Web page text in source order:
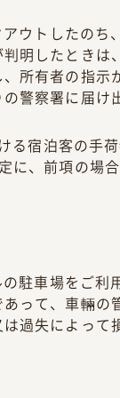
ウトしたのち
明したとき
所有者の指
の警察署に届け
る宿泊客の手
に、前項の場
駐車場をご利
って、車輛
過失によっ